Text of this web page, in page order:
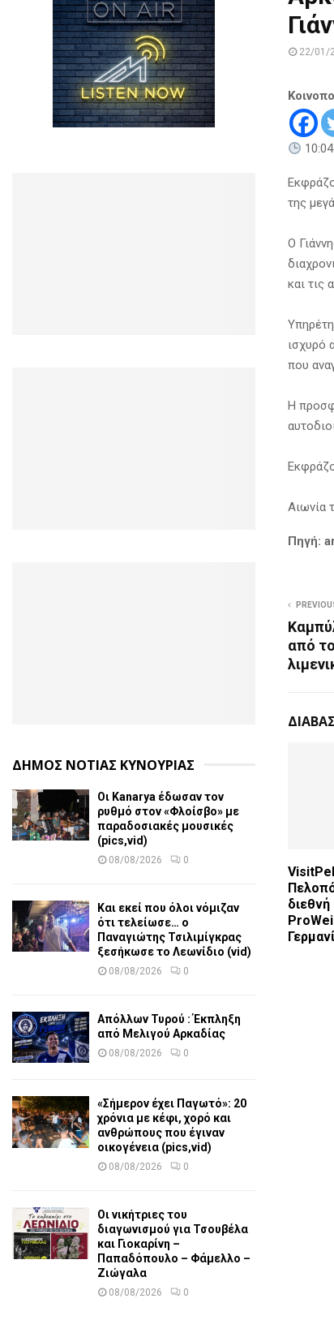
22/01/
10:04
της
Ο
και τις
ισχυρό
που
Η
Αιωνία
Πηγή:
από
ΔΗΜΟΣ ΝΟΤΙΑΣ ΚΥΝΟΥΡΙΑΣ
Οι Kanarya έδωσαν τον
ρυθμό στον «Φλοίσβο» με
παραδοσιακές μουσικές
(pics,vid)
08/08/2026 0
Και εκεί που όλοι νόμιζαν
ότι τελείωσε… ο
Παναγιώτης Τσιλιμίγκρας
ξεσήκωσε το Λεωνίδιο (vid)
08/08/2026 0
Απόλλων Τυρού : Έκπληξη
από Μελιγού Αρκαδίας
08/08/2026 0
«Σήμερον έχει Παγωτό»: 20
χρόνια με κέφι, χορό και
ανθρώπους που έγιναν
οικογένεια (pics,vid)
08/08/2026 0
Οι νικήτριες του
διαγωνισμού για Τσουβέλα
και Γιοκαρίνη –
Παπαδόπουλο – Φάμελλο –
Ζιώγαλα
08/08/2026 0